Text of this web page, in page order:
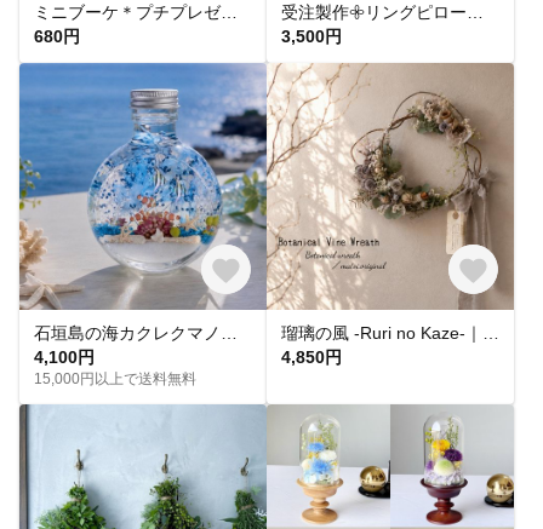
ミニブーケ＊プチプレゼント＊縦約20cm₊⁎⁺ドライフラワー
680円
3,500円
4,100円
15,000円以上で送料無料
4,850円